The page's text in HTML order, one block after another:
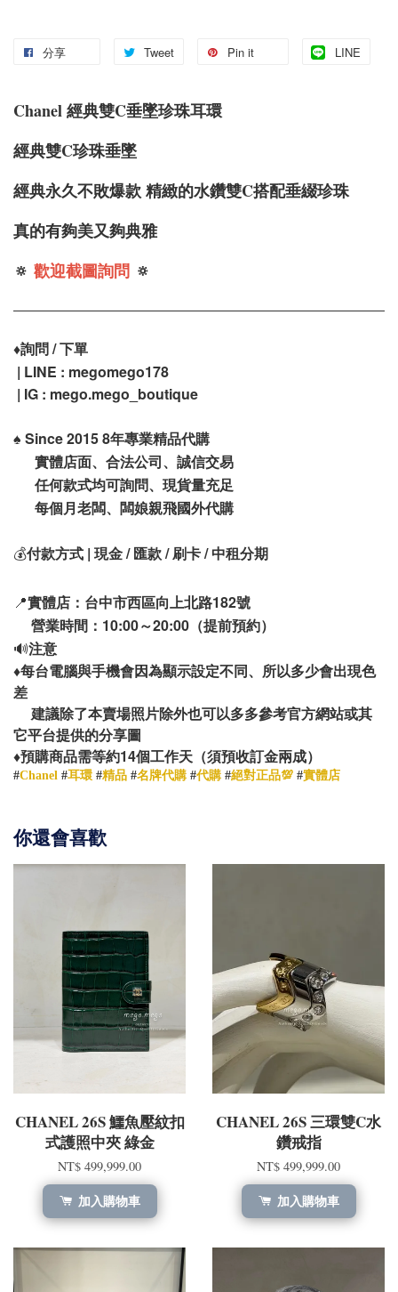
分享 Tweet Pin it LINE
Chanel 經典雙C垂墜珍珠耳環
經典雙C珍珠垂墜
經典永久不敗爆款 精緻的水鑽雙C搭配垂綴珍珠
真的有夠美又夠典雅
🔅 歡迎截圖詢問 🔅
♦️詢問 / 下單
| LINE : megomego178
| IG : mego.mego_boutique
♠️ Since 2015 8年專業精品代購
實體店面、合法公司、誠信交易
任何款式均可詢問、現貨量充足
每個月老闆、闆娘親飛國外代購
💰付款方式 | 現金 / 匯款 / 刷卡 / 中租分期
📍實體店：台中市西區向上北路182號
營業時間：10:00～20:00（提前預約）
🔊注意
♦️每台電腦與手機會因為顯示設定不同、所以多少會出現色
差
建議除了本賣場照片除外也可以多多參考官方網站或其
它平台提供的分享圖
♦️預購商品需等約14個工作天（須預收訂金兩成）
#Chanel #耳環 #精品 #名牌代購 #代購 #絕對正品💯 #實體店
你還會喜歡
CHANEL 26S 鱷魚壓紋扣
式護照中夾 綠金
NT$ 499,999.00
加入購物車
CHANEL 26S 三環雙C水
鑽戒指
NT$ 499,999.00
加入購物車